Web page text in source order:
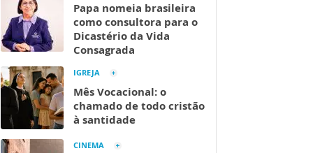
Papa nomeia brasileira
como consultora para o
Dicastério da Vida
Consagrada
IGREJA
Mês Vocacional: o
chamado de todo cristão
à santidade
CINEMA